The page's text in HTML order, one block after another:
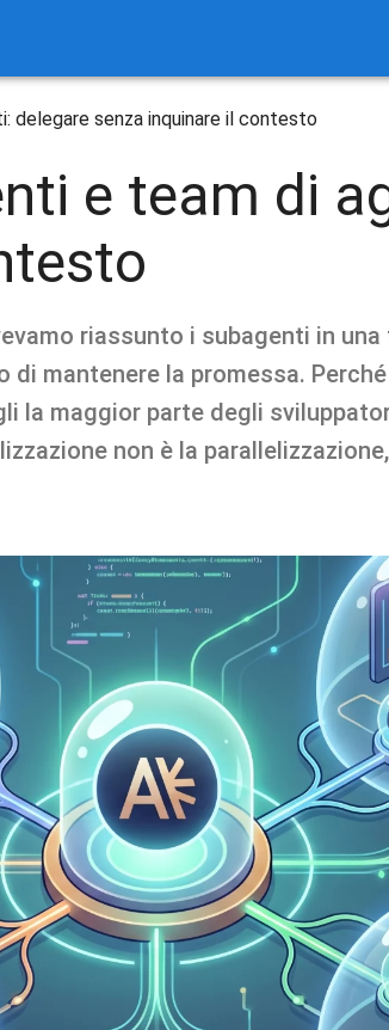
delegare senza inquinare il contesto
e team di
riassunto i subagenti in
mantenere la promessa.
la maggior parte degli
non è la